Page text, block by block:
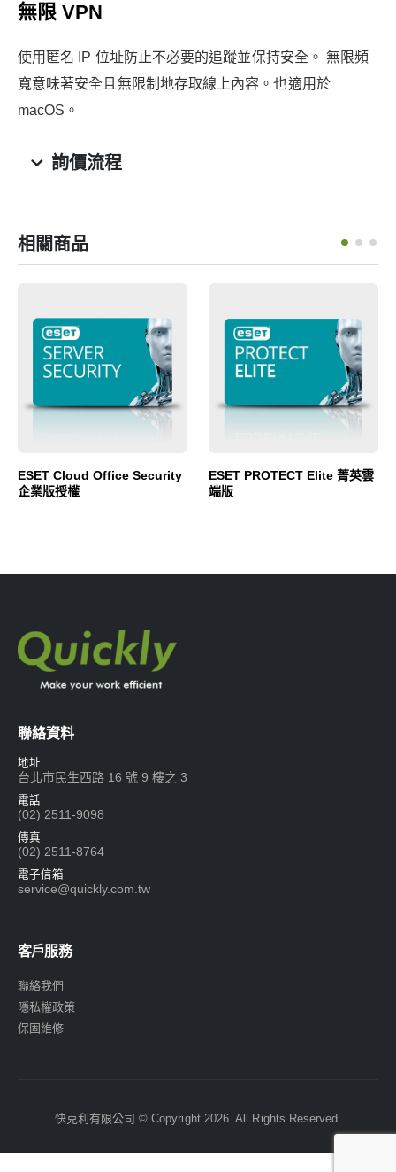
無限 VPN
使用匿名 IP 位址防止不必要的追蹤並保持安全。 無限頻
寬意味著安全且無限制地存取線上內容。也適用於
macOS。
詢價流程
相關商品
ESET Cloud Office Security
企業版授權
ESET PROTECT Elite 菁英雲
端版
聯絡資料
地址
台北市民生西路 16 號 9 樓之 3
電話
(02) 2511-9098
傳真
(02) 2511-8764
電子信箱
service@quickly.com.tw
客戶服務
聯絡我們
隱私權政策
保固維修
快克利有限公司 © Copyright 2026. All Rights Reserved.